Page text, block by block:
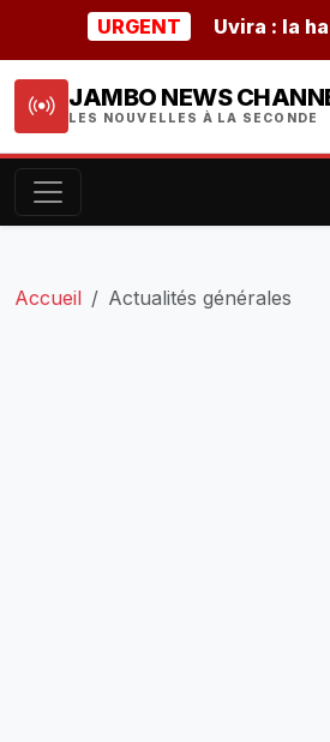
URGENT Uvira : la
JAMBO NEWS
LES NOUVELLES À LA SECONDE
Accueil Actualités générales